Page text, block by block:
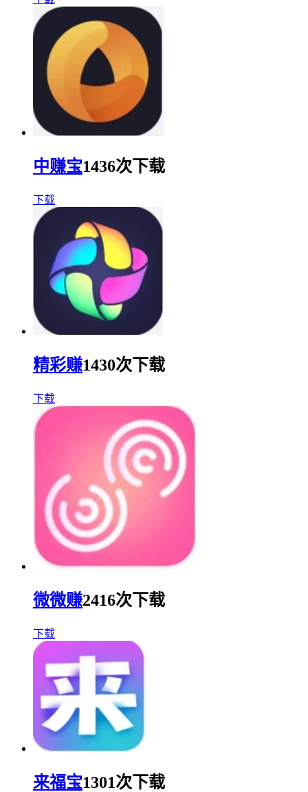
中赚宝1436次下载
下载
精彩赚1430次下载
下载
微微赚2416次下载
下载
来福宝1301次下载